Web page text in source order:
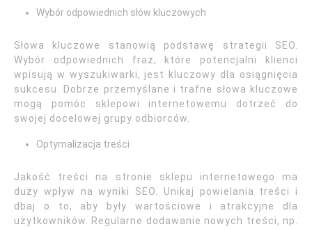
Wybór odpowiednich słów kluczowych
Słowa kluczowe stanowią podstawę strategii SEO.
Wybór odpowiednich fraz, które potencjalni klienci
wpisują w wyszukiwarki, jest kluczowy dla osiągnięcia
sukcesu. Dobrze przemyślane i trafne słowa kluczowe
mogą pomóc sklepowi internetowemu dotrzeć do
swojej docelowej grupy odbiorców.
Optymalizacja treści
Jakość treści na stronie sklepu internetowego ma
duży wpływ na wyniki SEO. Unikaj powielania treści i
dbaj o to, aby były wartościowe i atrakcyjne dla
użytkowników. Regularne dodawanie nowych treści, np.